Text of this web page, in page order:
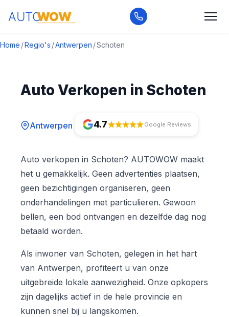
Home /Regio's /Antwerpen /Schoten
Auto Verkopen in Schoten
Antwerpen 4.7 Google Reviews
Auto verkopen in Schoten? AUTOWOW maakt
het u gemakkelijk. Geen advertenties plaatsen,
geen bezichtigingen organiseren, geen
onderhandelingen met particulieren. Gewoon
bellen, een bod ontvangen en dezelfde dag nog
betaald worden.
Als inwoner van Schoten, gelegen in het hart
van Antwerpen, profiteert u van onze
uitgebreide lokale aanwezigheid. Onze opkopers
zijn dagelijks actief in de hele provincie en
kunnen snel bij u langskomen.